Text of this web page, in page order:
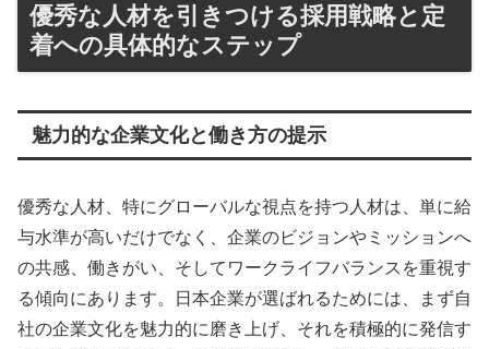
優秀な人材を引きつける採用戦略と定
着への具体的なステップ
魅力的な企業文化と働き方の提示
優秀な人材、特にグローバルな視点を持つ人材は、単に給
与水準が高いだけでなく、企業のビジョンやミッションへ
の共感、働きがい、そしてワークライフバランスを重視す
る傾向にあります。日本企業が選ばれるためには、まず自
社の企業文化を魅力的に磨き上げ、それを積極的に発信す